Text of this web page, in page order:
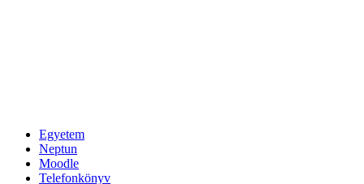
Egyetem
Neptun
Moodle
Telefonkönyv